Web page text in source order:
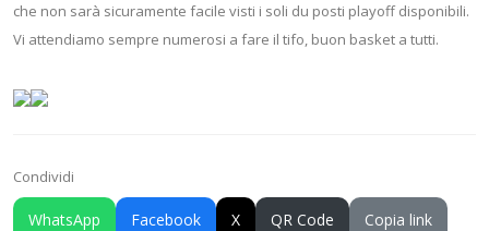
che non sarà sicuramente facile visti i soli du posti playoff disponibili.
Vi attendiamo sempre numerosi a fare il tifo, buon basket a tutti.
Condividi
WhatsApp Facebook X QR Code Copia link